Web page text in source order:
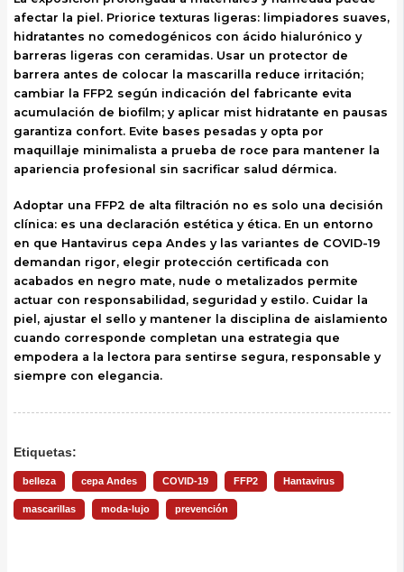
afectar la piel. Priorice texturas ligeras: limpiadores suaves,
hidratantes no comedogénicos con ácido hialurónico y
barreras ligeras con ceramidas. Usar un protector de
barrera antes de colocar la mascarilla reduce irritación;
cambiar la FFP2 según indicación del fabricante evita
acumulación de biofilm; y aplicar mist hidratante en pausas
garantiza confort. Evite bases pesadas y opta por
maquillaje minimalista a prueba de roce para mantener la
apariencia profesional sin sacrificar salud dérmica.
Adoptar una FFP2 de alta filtración no es solo una decisión
clínica: es una declaración estética y ética. En un entorno
en que Hantavirus cepa Andes y las variantes de COVID-19
demandan rigor, elegir protección certificada con
acabados en negro mate, nude o metalizados permite
actuar con responsabilidad, seguridad y estilo. Cuidar la
piel, ajustar el sello y mantener la disciplina de aislamiento
cuando corresponde completan una estrategia que
empodera a la lectora para sentirse segura, responsable y
siempre con elegancia.
Etiquetas:
belleza cepa Andes COVID-19 FFP2 Hantavirus
mascarillas moda-lujo prevención